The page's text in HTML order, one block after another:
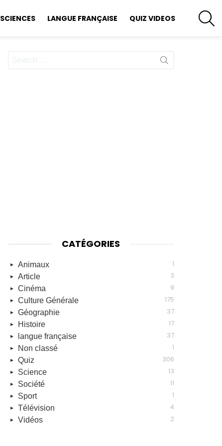
SCIENCES LANGUE FRANÇAISE QUIZ VIDEOS
Search
CATÉGORIES
Animaux 1
Article 3
Cinéma 9
Culture Générale 175
Géographie 37
Histoire 17
langue française 37
Non classé 1
Quiz 306
Science 13
Société 11
Sport 1
Télévision 4
Vidéos 2